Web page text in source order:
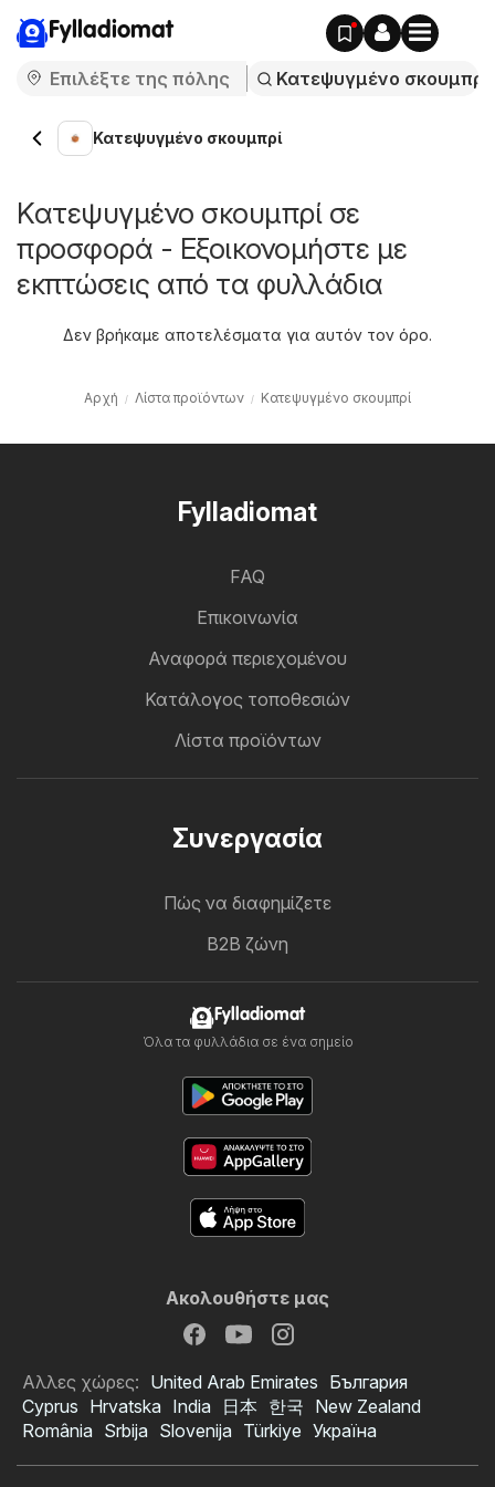
Fylladiomat
Κατεψυγμένο σκουμπρί
Κατεψυγμένο σκουμπρί σε
προσφορά - Εξοικονομήστε με
εκπτώσεις από τα φυλλάδια
Δεν βρήκαμε αποτελέσματα για αυτόν τον όρο.
Αρχή Λίστα προϊόντων Κατεψυγμένο σκουμπρί
Fylladiomat
FAQ
Επικοινωνία
Αναφορά περιεχομένου
Κατάλογος τοποθεσιών
Λίστα προϊόντων
Συνεργασία
Πώς να διαφημίζετε
B2B ζώνη
Fylladiomat
Όλα τα φυλλάδια σε ένα σημείο
Ακολουθήστε μας
Αλλες χώρες: United Arab Emirates България
Cyprus Hrvatska India 日本 한국 New Zealand
România Srbija Slovenija Türkiye Україна